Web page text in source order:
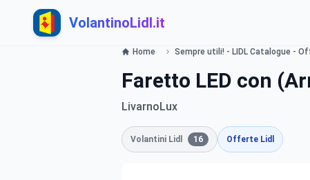
VolantinoLidl.it
Home Sempre utili! - LIDL Catalogue -
Faretto LED con
LivarnoLux
Volantini Lidl 16 Offerte Lidl